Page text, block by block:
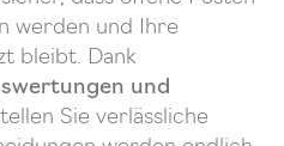
werden und Ihre
bleibt. Dank
und
Sie verlässliche